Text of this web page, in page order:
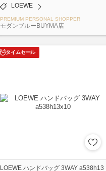
LOEWE
PREMIUM PERSONAL SHOPPER
モダンブルーBUYMA店
タイムセール
LOEWE ハンドバッグ 3WAY a538h13